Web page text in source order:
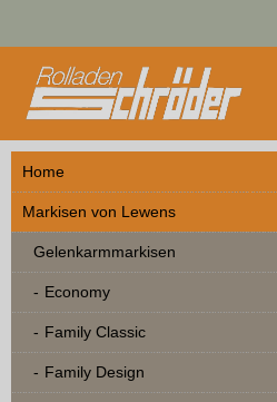
Home
Markisen von Lewens
Gelenkarmmarkisen
Economy
Family Classic
Family Design